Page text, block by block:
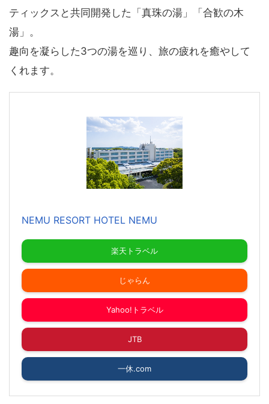
ティックスと共同開発した「真珠の湯」「合歓の木
湯」。
趣向を凝らした3つの湯を巡り、旅の疲れを癒やして
くれます。
NEMU RESORT HOTEL NEMU
楽天トラベル
じゃらん
Yahoo!トラベル
JTB
一休.com